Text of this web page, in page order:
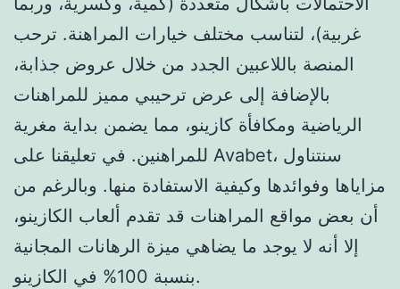
غربية)، لتناسب مختلف خيارات المراهنة. ترحب
المنصة باللاعبين الجدد من خلال عروض جذابة،
بالإضافة إلى عرض ترحيبي مميز للمراهنات
الرياضية ومكافأة كازينو، مما يضمن بداية مغرية
للمراهنين. في تعليقنا على Avabet، سنتناول
مزاياها وفوائدها وكيفية الاستفادة منها. وبالرغم من
أن بعض مواقع المراهنات قد تقدم ألعاب الكازينو،
إلا أنه لا يوجد ما يضاهي ميزة الرهانات المجانية
بنسبة 100% في الكازينو.